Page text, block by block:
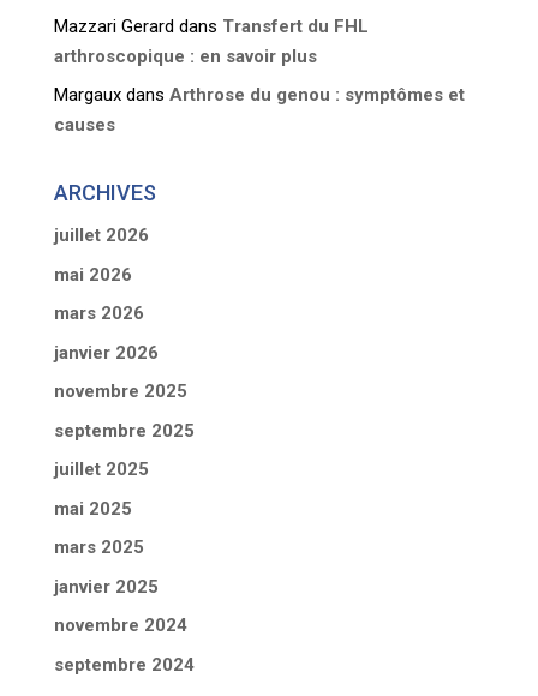
Mazzari Gerard dans Transfert du FHL
arthroscopique : en savoir plus
Margauxdans Arthrose du genou : symptômes et
causes
ARCHIVES
juillet 2026
mai 2026
mars 2026
janvier 2026
novembre 2025
septembre 2025
juillet 2025
mai 2025
mars 2025
janvier 2025
novembre 2024
septembre 2024